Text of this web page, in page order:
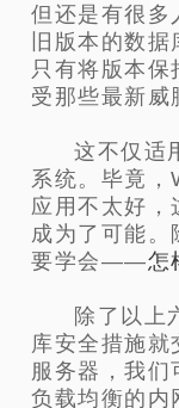
但还是有很多
旧版本的数
只有将版本
受那些最新威
这不仅适
系统。毕竟
应用不太好，
成为了可能
要学会——怎
除了以上
库安全措施就
服务器，我们
负载均衡的内